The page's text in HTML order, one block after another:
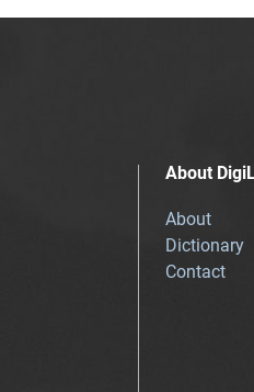
About
About
Dictionary
Contact